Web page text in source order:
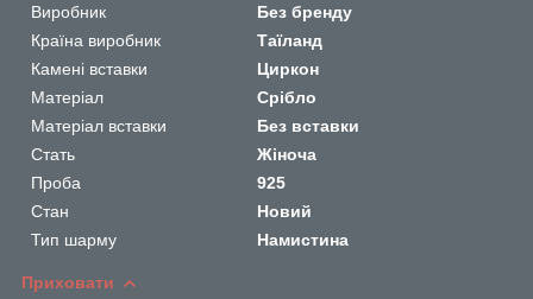
Виробник
Без бренду
Країна виробник
Таїланд
Камені вставки
Циркон
Матеріал
Срібло
Матеріал вставки
Без вставки
Стать
Жіноча
Проба
925
Стан
Новий
Тип шарму
Намистина
Приховати